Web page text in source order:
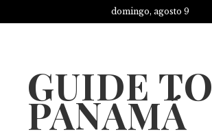
domingo, agosto 9
GUIDE TO
PANAMÁ